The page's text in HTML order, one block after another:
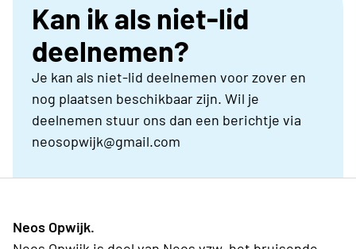
Kan ik als niet-lid
deelnemen?
Je kan als niet-lid deelnemen voor zover en
nog plaatsen beschikbaar zijn. Wil je
deelnemen stuur ons dan een berichtje via
neosopwijk@gmail.com
Neos Opwijk.